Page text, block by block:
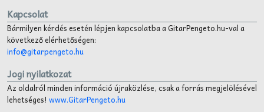
Kapcsolat
Bármilyen kérdés esetén lépjen kapcsolatba a GitarPengeto.hu-val a
következő elérhetőségen:
info@gitarpengeto.hu
Jogi nyilatkozat
Az oldalról minden információ újraközlése, csak a forrás megjelölésével
lehetséges! www.GitarPengeto.hu